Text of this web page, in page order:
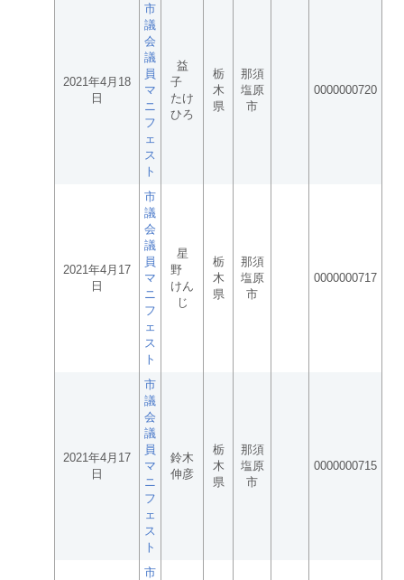
2021年4月18
日
市
議
会
議
員
マ
ニ
フ
ェ
ス
ト
益
子
たけ
ひろ
栃
木
県
那須
塩原
市
0000000720
2021年4月17
日
市
議
会
議
員
マ
ニ
フ
ェ
ス
ト
星
野
けん
じ
栃
木
県
那須
塩原
市
0000000717
2021年4月17
日
市
議
会
議
員
マ
ニ
フ
ェ
ス
ト
鈴木
伸彦
栃
木
県
那須
塩原
市
0000000715
市